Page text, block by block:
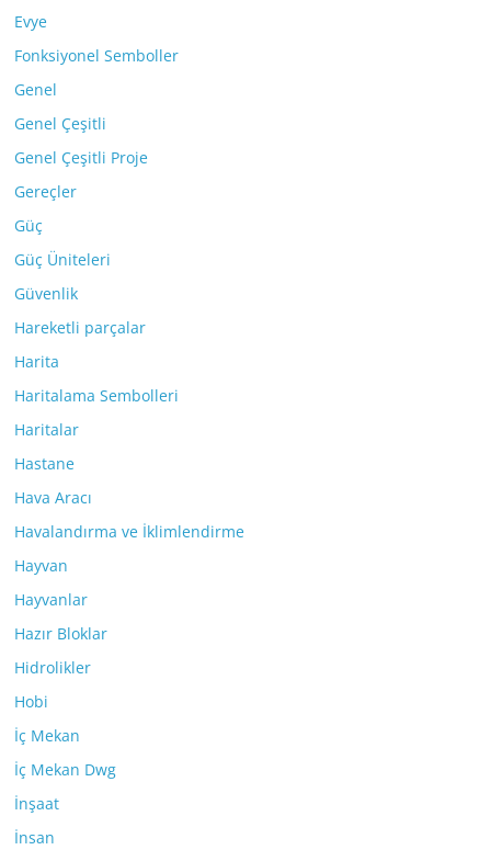
Evye
Fonksiyonel Semboller
Genel
Genel Çeşitli
Genel Çeşitli Proje
Gereçler
Güç
Güç Üniteleri
Güvenlik
Hareketli parçalar
Harita
Haritalama Sembolleri
Haritalar
Hastane
Hava Aracı
Havalandırma ve İklimlendirme
Hayvan
Hayvanlar
Hazır Bloklar
Hidrolikler
Hobi
İç Mekan
İç Mekan Dwg
İnşaat
İnsan